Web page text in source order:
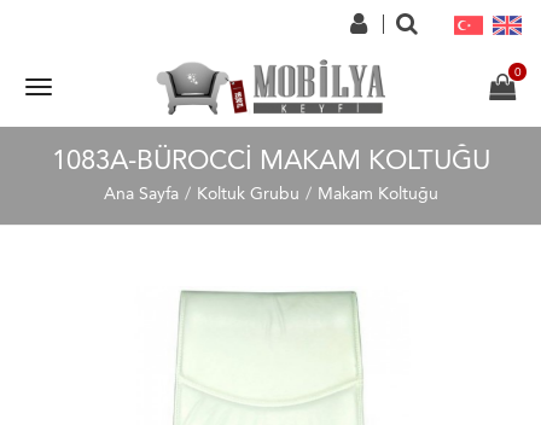
1083A-BÜROCCI MAKAM KOLTUĞU
Ana Sayfa Koltuk Grubu Makam Koltuğu